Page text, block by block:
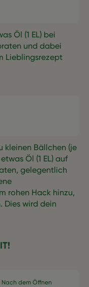
Öl (1 EL) bei
und dabei
Lieblingsrezept
kleinen Bällchen (je
Öl (1 EL) auf
gelegentlich
rohen Hack hinzu,
Dies wird dein
dem Öffnen